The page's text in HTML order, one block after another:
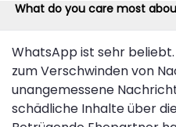
What do you care most
WhatsApp ist sehr
zum Verschwinden von
unangemessene
schädliche Inhalte über